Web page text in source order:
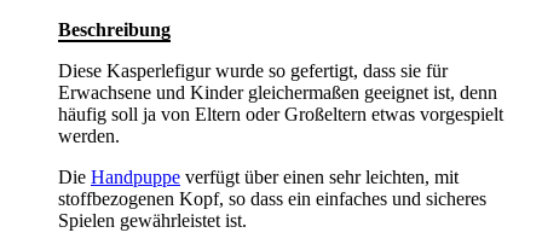
Beschreibung
Diese Kasperlefigur wurde so gefertigt, dass sie für
Erwachsene und Kinder gleichermaßen geeignet ist, denn
häufig soll ja von Eltern oder Großeltern etwas vorgespielt
werden.
Die Handpuppe verfügt über einen sehr leichten, mit
stoffbezogenen Kopf, so dass ein einfaches und sicheres
Spielen gewährleistet ist.